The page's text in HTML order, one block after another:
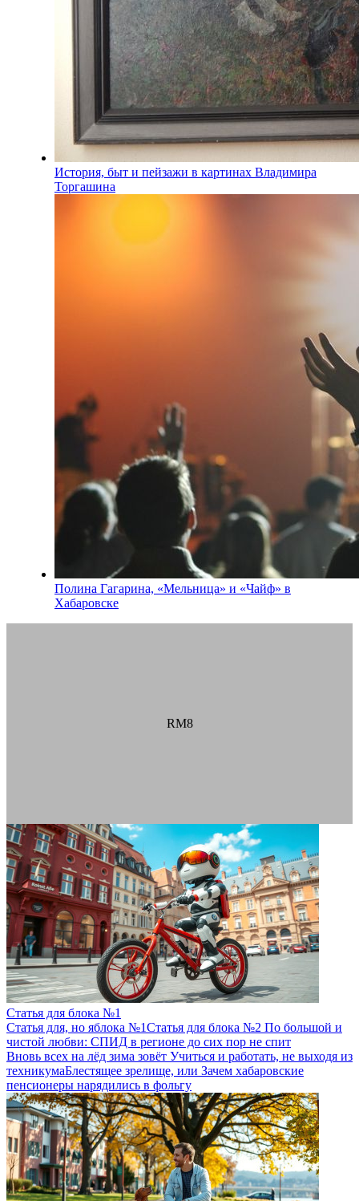
История, быт и пейзажи в картинах Владимира
Торгашина
Полина Гагарина, «Мельница» и «Чайф» в
Хабаровске
RM8
Статья для блока №1
Статья для, но яблока №1Статья для блока №2 По большой и
чистой любви: СПИД в регионе до сих пор не спит
Вновь всех на лёд зима зовёт Учиться и работать, не выходя из
техникумаБлестящее зрелище, или Зачем хабаровские
пенсионеры нарядились в фольгу